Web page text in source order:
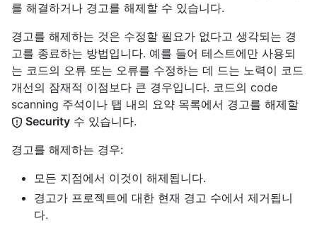
를 해결하거나 경고를 해제할 수 있습니다.
경고를 해제하는 것은 수정할 필요가 없다고 생각되는 경
고를 종료하는 방법입니다. 예를 들어 테스트에만 사용되
는 코드의 오류 또는 오류를 수정하는 데 드는 노력이 코드
개선의 잠재적 이점보다 큰 경우입니다. 코드의 code
scanning 주석이나 탭 내의 요약 목록에서 경고를 해제할
Security 수 있습니다.
경고를 해제하는 경우:
모든 지점에서 이것이 해제됩니다.
경고가 프로젝트에 대한 현재 경고 수에서 제거됩니
다.